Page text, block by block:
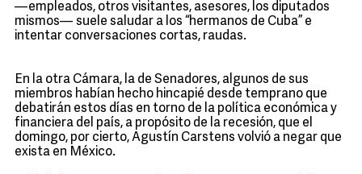
—empleados, otros visitantes, asesores, los diputados
mismos— suele saludar a los “hermanos de Cuba” e
intentar conversaciones cortas, raudas.
En la otra Cámara, la de Senadores, algunos de sus
miembros habían hecho hincapié desde temprano que
debatirán estos días en torno de la política económica y
financiera del país, a propósito de la recesión, que el
domingo, por cierto, Agustín Carstens volvió a negar que
exista en México.